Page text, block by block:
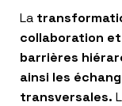
La
collaboration
barrières
ainsi les
transversales.